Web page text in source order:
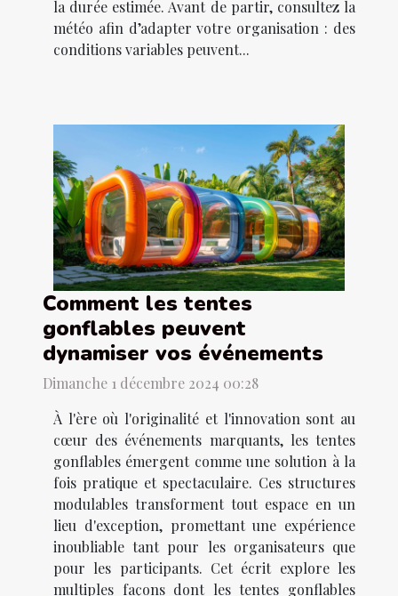
la durée estimée. Avant de partir, consultez la
météo afin d’adapter votre organisation : des
conditions variables peuvent...
Comment les tentes
gonflables peuvent
dynamiser vos événements
Dimanche 1 décembre 2024 00:28
À l'ère où l'originalité et l'innovation sont au
cœur des événements marquants, les tentes
gonflables émergent comme une solution à la
fois pratique et spectaculaire. Ces structures
modulables transforment tout espace en un
lieu d'exception, promettant une expérience
inoubliable tant pour les organisateurs que
pour les participants. Cet écrit explore les
multiples façons dont les tentes gonflables